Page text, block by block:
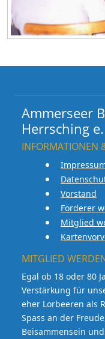
Ammerseer
Herrsching
INFORMATIONEN
Vorstand
Förderer
Mitglied
MITGLIED
Egal ob 18 oder 80
Verstärkung für
eher Lorbeeren als
Spass an der
Beisammensein